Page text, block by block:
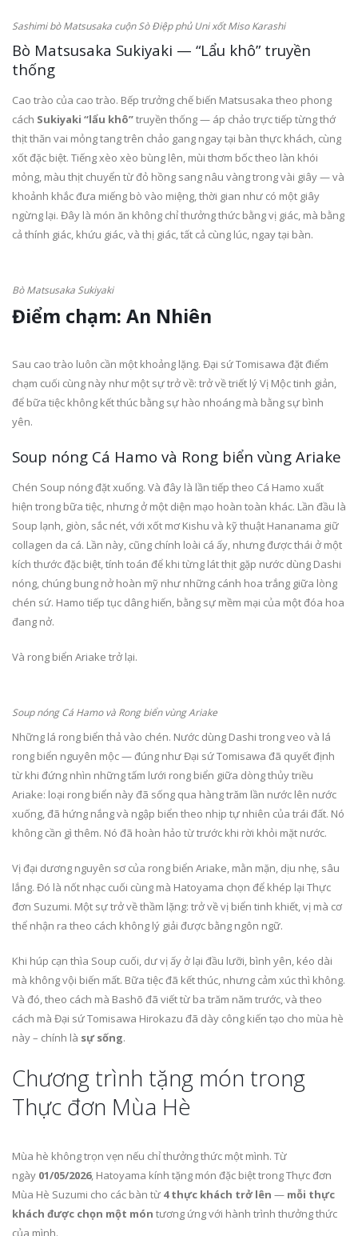
Sashimi bò Matsusaka cuộn Sò Điệp phủ Uni xốt Miso Karashi
Bò Matsusaka Sukiyaki — “Lẩu khô” truyền
thống
Cao trào của cao trào. Bếp trưởng chế biến Matsusaka theo phong
cách Sukiyaki “lẩu khô”truyền thống — áp chảo trực tiếp từng thớ
thịt thăn vai mỏng tang trên chảo gang ngay tại bàn thực khách, cùng
xốt đặc biệt. Tiếng xèo xèo bùng lên, mùi thơm bốc theo làn khói
mỏng, màu thịt chuyển từ đỏ hồng sang nâu vàng trong vài giây — và
khoảnh khắc đưa miếng bò vào miệng, thời gian như có một giây
ngừng lại. Đây là món ăn không chỉ thưởng thức bằng vị giác, mà bằng
cả thính giác, khứu giác, và thị giác, tất cả cùng lúc, ngay tại bàn.
Bò Matsusaka Sukiyaki
Điểm chạm: An Nhiên
Sau cao trào luôn cần một khoảng lặng. Đại sứ Tomisawa đặt điểm
chạm cuối cùng này như một sự trở về: trở về triết lý Vị Mộc tinh giản,
để bữa tiệc không kết thúc bằng sự hào nhoáng mà bằng sự bình
yên.
Soup nóng Cá Hamo và Rong biển vùng Ariake
Chén Soup nóng đặt xuống. Và đây là lần tiếp theo Cá Hamo xuất
hiện trong bữa tiệc, nhưng ở một diện mạo hoàn toàn khác. Lần đầu là
Soup lạnh, giòn, sắc nét, với xốt mơ Kishu và kỹ thuật Hananama giữ
collagen da cá. Lần này, cũng chính loài cá ấy, nhưng được thái ở một
kích thước đặc biệt, tính toán để khi từng lát thịt gặp nước dùng Dashi
nóng, chúng bung nở hoàn mỹ như những cánh hoa trắng giữa lòng
chén sứ. Hamo tiếp tục dâng hiến, bằng sự mềm mại của một đóa hoa
đang nở.
Và rong biển Ariake trở lại.
Soup nóng Cá Hamo và Rong biển vùng Ariake
Những lá rong biển thả vào chén. Nước dùng Dashi trong veo và lá
rong biển nguyên mộc — đúng như Đại sứ Tomisawa đã quyết định
từ khi đứng nhìn những tấm lưới rong biển giữa dòng thủy triều
Ariake: loại rong biển này đã sống qua hàng trăm lần nước lên nước
xuống, đã hứng nắng và ngập biển theo nhịp tự nhiên của trái đất. Nó
không cần gì thêm. Nó đã hoàn hảo từ trước khi rời khỏi mặt nước.
Vị đại dương nguyên sơ của rong biển Ariake, mằn mặn, dịu nhẹ, sâu
lắng. Đó là nốt nhạc cuối cùng mà Hatoyama chọn để khép lại Thực
đơn Suzumi. Một sự trở về thầm lặng: trở về vị biển tinh khiết, vị mà cơ
thể nhận ra theo cách không lý giải được bằng ngôn ngữ.
Khi húp cạn thìa Soup cuối, dư vị ấy ở lại đầu lưỡi, bình yên, kéo dài
mà không vội biến mất. Bữa tiệc đã kết thúc, nhưng cảm xúc thì không.
Và đó, theo cách mà Bashō đã viết từ ba trăm năm trước, và theo
cách mà Đại sứ Tomisawa Hirokazu đã dày công kiến tạo cho mùa hè
này – chính là sự sống.
Chương trình tặng món trong
Thực đơn Mùa Hè
Mùa hè không trọn vẹn nếu chỉ thưởng thức một mình. Từ
ngày 01/05/2026, Hatoyama kính tặng món đặc biệt trong Thực đơn
Mùa Hè Suzumi cho các bàn từ 4 thực khách trở lên — mỗi thực
khách được chọn một món tương ứng với hành trình thưởng thức
của mình.